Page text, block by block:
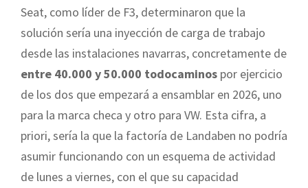
Seat, como líder de F3, determinaron que la
solución sería una inyección de carga de trabajo
desde las instalaciones navarras, concretamente de
entre 40.000 y 50.000 todocaminos por ejercicio
de los dos que empezará a ensamblar en 2026, uno
para la marca checa y otro para VW. Esta cifra, a
priori, sería la que la factoría de Landaben no podría
asumir funcionando con un esquema de actividad
de lunes a viernes, con el que su capacidad